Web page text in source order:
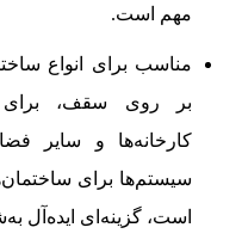
مهم است.
مناسب برای انواع
بر روی سقف، برای
کارخانه‌ها و سایر
سیستم‌ها برای
است، گزینه‌ای ایده‌آل